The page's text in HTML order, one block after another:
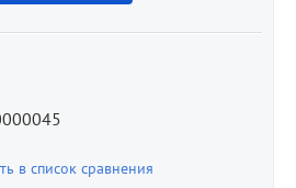
в список сравнения